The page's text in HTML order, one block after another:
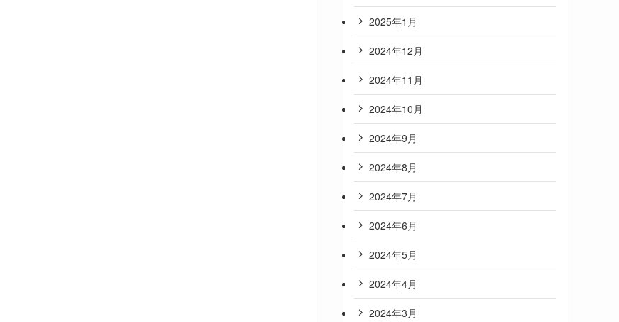
2025年1月
2024年12月
2024年11月
2024年10月
2024年9月
2024年8月
2024年7月
2024年6月
2024年5月
2024年4月
2024年3月